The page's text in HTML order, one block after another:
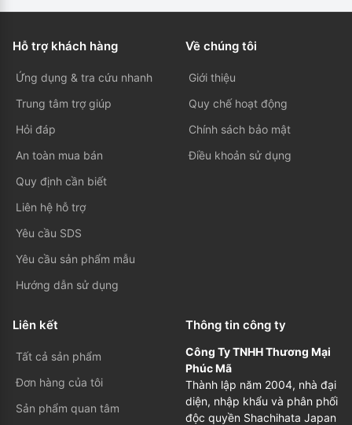
Hỗ trợ khách hàng
Ứng dụng & tra cứu nhanh
Trung tâm trợ giúp
Hỏi đáp
An toàn mua bán
Quy định cần biết
Liên hệ hỗ trợ
Yêu cầu SDS
Yêu cầu sản phẩm mẫu
Hướng dẫn sử dụng
Về chúng tôi
Giới thiệu
Quy chế hoạt động
Chính sách bảo mật
Điều khoản sử dụng
Liên kết
Tất cả sản phẩm
Đơn hàng của tôi
Sản phẩm quan tâm
Thông tin công ty
Công Ty TNHH Thương Mại
Phúc Mã
Thành lập năm 2004, nhà đại
diện, nhập khẩu và phân phối
độc quyền Shachihata Japan